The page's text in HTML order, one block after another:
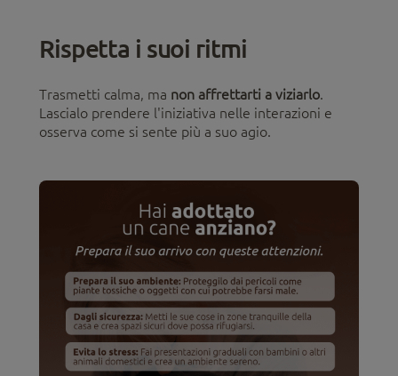
Rispetta i suoi ritmi
Trasmetti calma, ma non affrettarti a viziarlo.
Lascialo prendere l'iniziativa nelle interazioni e
osserva come si sente più a suo agio.